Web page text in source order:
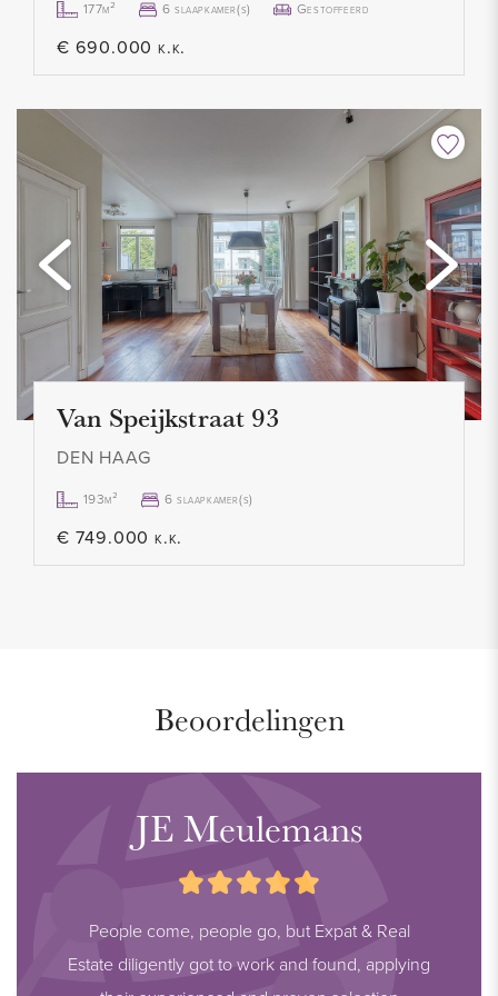
- Vraagprijs € 549.500 K.K.
- Oplevering in overleg, kan snel
177m² 6 slaapkamer(s) Gestoffeerd
€ 690.000 k.k.
Van Speijkstraat 93
DEN HAAG
193m² 6 slaapkamer(s)
€ 749.000 k.k.
Beoordelingen
JE Meulemans
People come, people go, but Expat & Real
Estate diligently got to work and found, applying